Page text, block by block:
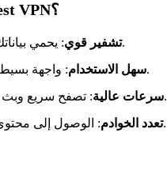
لماذا تختار Forest VPN؟
تشفير قوي: يحمي بياناتك من المتطفلين.
سهل الاستخدام: واجهة بسيطة تناسب الجميع.
سرعات عالية: تصفح سريع وبث بدون انقطاعات.
تعدد الخوادم: الوصول إلى محتوى عالمي محجوز.